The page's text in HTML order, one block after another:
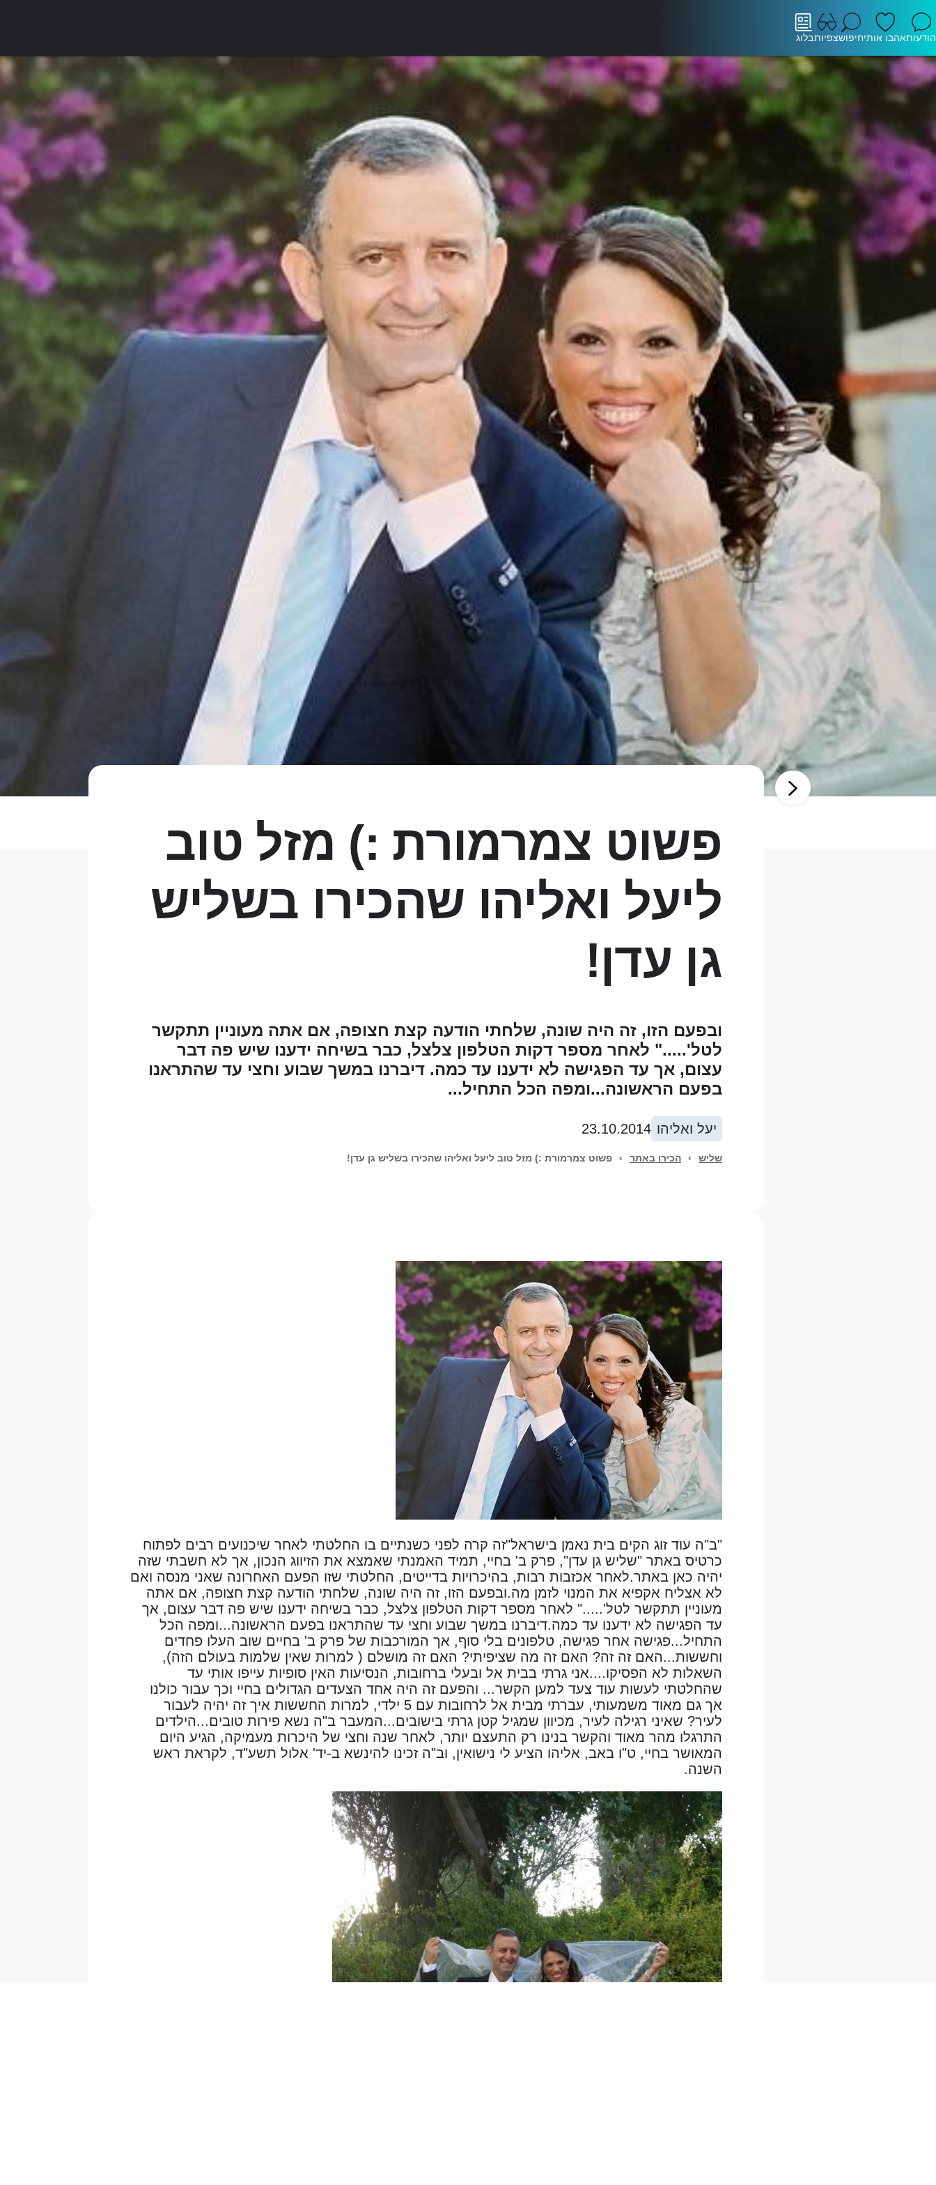
הודעותאהבו אותיחיפושצפיותבלוג
פשוט צמרמורת :) מזל טוב
ליעל ואליהו שהכירו בשליש
גן עדן!
ובפעם הזו, זה היה שונה, שלחתי הודעה קצת חצופה, אם אתה מעוניין תתקשר
לטל'....." לאחר מספר דקות הטלפון צלצל, כבר בשיחה ידענו שיש פה דבר
עצום, אך עד הפגישה לא ידענו עד כמה. דיברנו במשך שבוע וחצי עד שהתראנו
בפעם הראשונה...ומפה הכל התחיל...
יעל ואליהו 23.10.2014
שליש › הכירו באתר › פשוט צמרמורת :) מזל טוב ליעל ואליהו שהכירו בשליש גן עדן!
"ב"ה עוד זוג הקים בית נאמן בישראל"זה קרה לפני כשנתיים בו החלטתי לאחר שיכנועים רבים לפתוח
כרטיס באתר "שליש גן עדן", פרק ב' בחיי, תמיד האמנתי שאמצא את הזיווג הנכון, אך לא חשבתי שזה
יהיה כאן באתר.לאחר אכזבות רבות, בהיכרויות בדייטים, החלטתי שזו הפעם האחרונה שאני מנסה ואם
לא אצליח אקפיא את המנוי לזמן מה.ובפעם הזו, זה היה שונה, שלחתי הודעה קצת חצופה, אם אתה
מעוניין תתקשר לטל'....." לאחר מספר דקות הטלפון צלצל, כבר בשיחה ידענו שיש פה דבר עצום, אך
עד הפגישה לא ידענו עד כמה.דיברנו במשך שבוע וחצי עד שהתראנו בפעם הראשונה...ומפה הכל
התחיל...פגישה אחר פגישה, טלפונים בלי סוף, אך המורכבות של פרק ב' בחיים שוב העלו פחדים
וחששות...האם זה זה? האם זה מה שציפיתי? האם זה מושלם ( למרות שאין שלמות בעולם הזה),
השאלות לא הפסיקו....אני גרתי בבית אל ובעלי ברחובות, הנסיעות האין סופיות עייפו אותי עד
שהחלטתי לעשות עוד צעד למען הקשר... והפעם זה היה אחד הצעדים הגדולים בחיי וכך עבור כולנו
אך גם מאוד משמעותי, עברתי מבית אל לרחובות עם 5 ילדי, למרות החששות איך זה יהיה לעבור
לעיר? שאיני רגילה לעיר, מכיוון שמגיל קטן גרתי בישובים...המעבר ב"ה נשא פירות טובים...הילדים
התרגלו מהר מאוד והקשר בנינו רק התעצם יותר, לאחר שנה וחצי של היכרות מעמיקה, הגיע היום
המאושר בחיי, ט"ו באב, אליהו הציע לי נישואין, וב"ה זכינו להינשא ב-יד' אלול תשע"ד, לקראת ראש
השנה.